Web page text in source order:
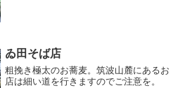
ゐ田そば店
粗挽き極太のお蕎麦。筑波山麓にあるお
店は細い道を行きますのでご注意を。